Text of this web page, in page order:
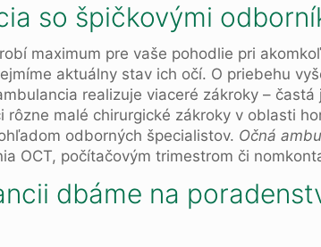
so špičkovými
maximum pre vaše pohodlie pri
aktuálny stav ich očí. O priebehu
realizuje viaceré zákroky – častá
rôzne malé chirurgické zákroky v oblasti
odborných špecialistov. Očná
OCT, počítačovým trimestrom či
dbáme na